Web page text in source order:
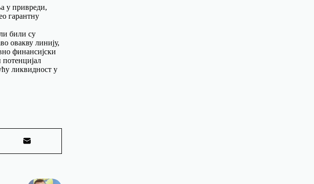
у привреди,
гарантну
били су
овакву линију,
финансијски
потенцијал
ликвидност у